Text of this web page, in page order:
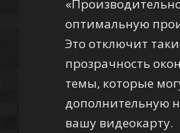
оптимальную
Это отключит
прозрачность
темы, которые
дополнительную
вашу видеокарту.